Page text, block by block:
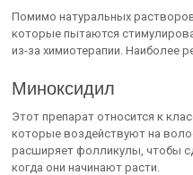
Помимо натуральных
которые пытаются
из-за химиотерапии. Наиболее
Миноксидил
Этот препарат относится к
которые воздействуют на
расширяет фолликулы, чтобы
когда они начинают расти.